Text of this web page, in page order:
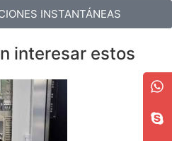
INSTANTÁNEAS
interesar estos